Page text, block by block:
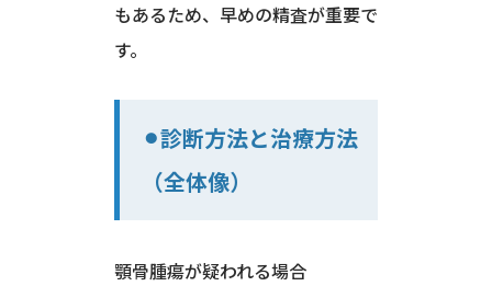
もあるため、早めの精査が重要で
す。
⚫︎診断方法と治療方法
（全体像）
顎骨腫瘍が疑われる場合